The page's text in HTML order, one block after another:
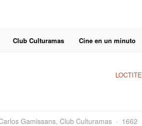
Club Culturamas Cine en un minuto
LOCTITE
Gamissans, Club Culturamas
1662